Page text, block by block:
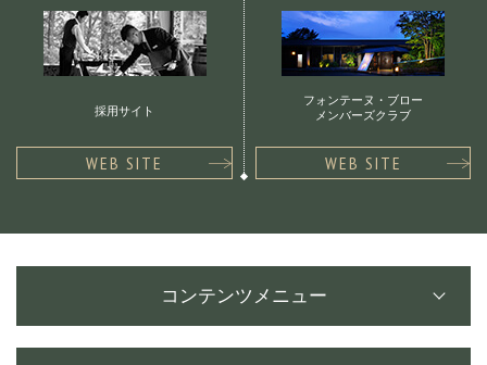
採用サイト
WEB SITE
フォンテーヌ・ブロー
メンバーズクラブ
WEB SITE
コンテンツメニュー